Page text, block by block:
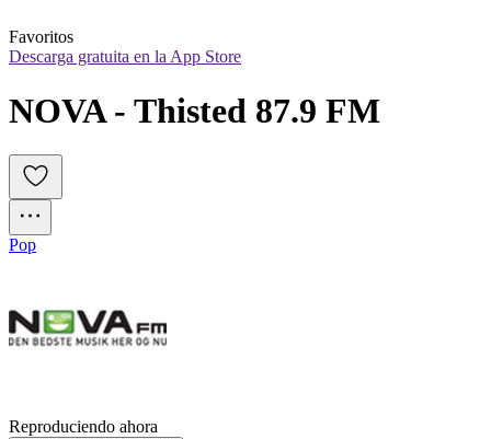
Favoritos
Descarga gratuita en la App Store
NOVA - Thisted 87.9 FM
Pop
Reproduciendo ahora